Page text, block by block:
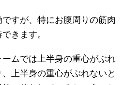
すが、特にお腹周りの筋肉
きます。
ムでは上半身の重心がぶれ
上半身の重心がぶれないと